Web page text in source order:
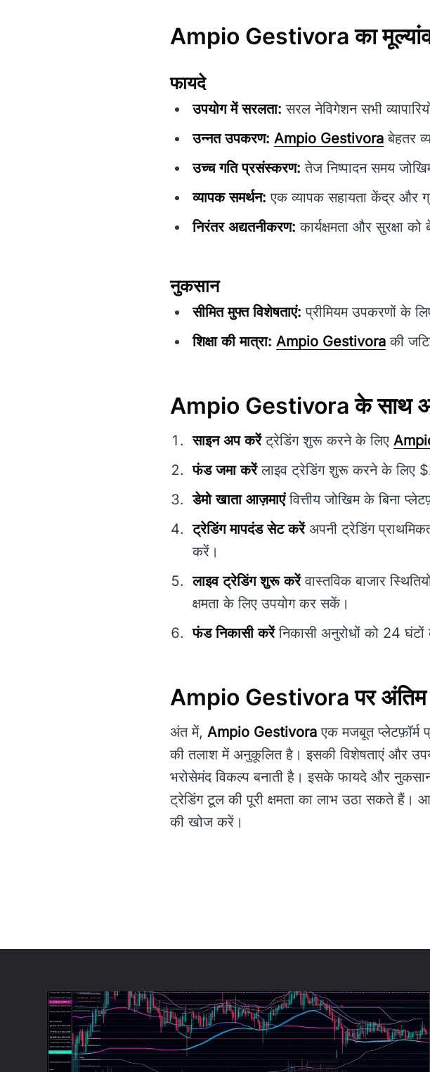
Ampio Gestivora का
फायदे
उपयोग में सरलता: सरल नेविगेशन सभी
उन्नत उपकरण: Ampio Gestivora बेहतर
उच्च गति प्रसंस्करण: तेज निष्पादन समय
व्यापक समर्थन: एक व्यापक सहायता केंद्र और
निरंतर अद्यतनीकरण: कार्यक्षमता और सुरक्षा
नुकसान
सीमित मुफ्त विशेषताएं: प्रीमियम उपकरणों के
शिक्षा की मात्रा: Ampio Gestivora की
Ampio Gestivora के साथ
साइन अप करेंट्रेडिंग शुरू करने के लिए
फंड जमा करेंलाइव ट्रेडिंग शुरू करने के लिए
डेमो खाता आज़माएंवित्तीय जोखिम के बिना
ट्रेडिंग मापदंड सेट करेंअपनी ट्रेडिंग
करें।
लाइव ट्रेडिंग शुरू करेंवास्तविक बाजार
क्षमता के लिए उपयोग कर सकें।
फंड निकासी करेंनिकासी अनुरोधों को 24
Ampio Gestivora पर अंतिम
अंत में, Ampio Gestivora एक मजबूत प्लेटफ़ॉर्म
की तलाश में अनुकूलित है। इसकी विशेषताएं और
भरोसेमंद विकल्प बनाती है। इसके फायदे और
ट्रेडिंग टूल की पूरी क्षमता का लाभ उठा सकते हैं।
की खोज करें।